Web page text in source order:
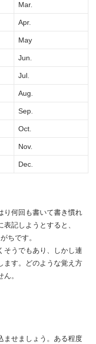
Mar.
Apr.
May
Jun.
Jul.
Aug.
Sep.
Oct.
Nov.
Dec.
り何回も書いて書き慣れ
記しようとすると、
ちです。
そうでもあり、しかし連
ます。どのような覚え方
。
ませましょう。ある程度